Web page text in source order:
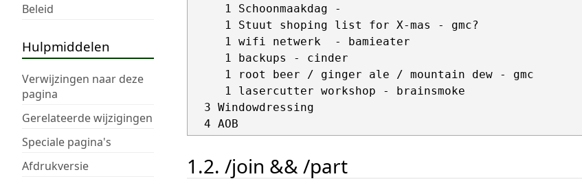
Beleid
Hulpmiddelen
Verwijzingen naar deze
pagina
Gerelateerde wijzigingen
Speciale pagina's
Afdrukversie
     1 Schoonmaakdag -
     1 Stuut shoping list for X-mas - gmc?
     1 wifi netwerk  - bamieater
     1 backups - cinder
     1 root beer / ginger ale / mountain dew - gmc
     1 lasercutter workshop - brainsmoke
  3 Windowdressing
1.2. /join && /part